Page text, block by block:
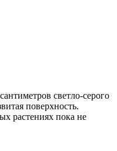
светло-серого
поверхность.
растениях пока не